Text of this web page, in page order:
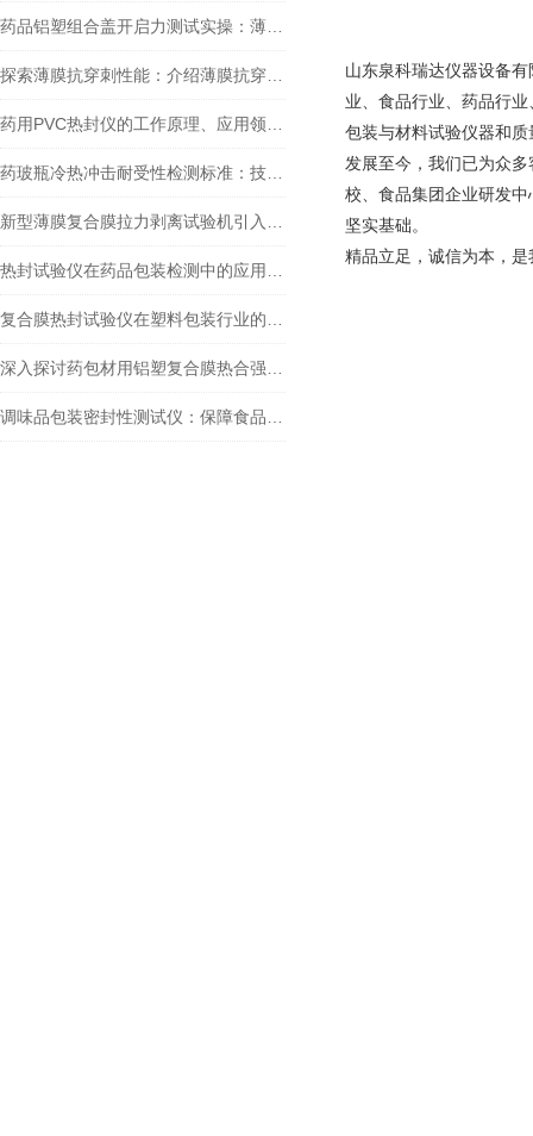
山东泉科瑞达仪器设备
业、食品行业、药品行
包装与材料试验仪器和
发展至今，我们已为众
校、食品集团企业研发
坚实基础。
精品立足，诚信为本，